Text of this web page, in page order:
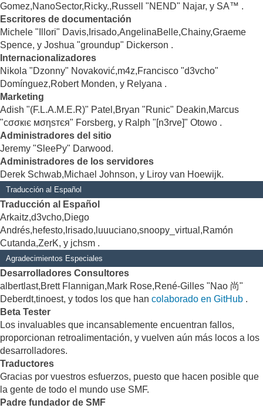
Gomez,NanoSector,Ricky.,Russell "NEND" Najar, y SA™ .
Escritores de documentación
Michele "Illori" Davis,Irisado,AngelinaBelle,Chainy,Graeme
Spence, y Joshua "groundup" Dickerson .
Internacionalizadores
Nikola "Dzonny" Novaković,m4z,Francisco "d3vcho"
Domínguez,Robert Monden, y Relyana .
Marketing
Adish "(F.L.A.M.E.R)" Patel,Bryan "Runic" Deakin,Marcus
"cσσкιє мσηѕтєя" Forsberg, y Ralph "[n3rve]" Otowo .
Administradores del sitio
Jeremy "SleePy" Darwood.
Administradores de los servidores
Derek Schwab,Michael Johnson, y Liroy van Hoewijk.
Traducción al Español
Traducción al Español
Arkaitz,d3vcho,Diego
Andrés,hefesto,Irisado,luuuciano,snoopy_virtual,Ramón
Cutanda,ZerK, y jchsm .
Agradecimientos Especiales
Desarrolladores Consultores
albertlast,Brett Flannigan,Mark Rose,René-Gilles "Nao 尚"
Deberdt,tinoest, y todos los que han colaborado en GitHub .
Beta Tester
Los invaluables que incansablemente encuentran fallos,
proporcionan retroalimentación, y vuelven aún más locos a los
desarrolladores.
Traductores
Gracias por vuestros esfuerzos, puesto que hacen posible que
la gente de todo el mundo use SMF.
Padre fundador de SMF